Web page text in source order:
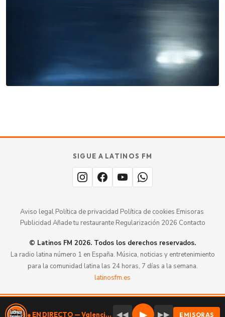
TU SABOR
MERECE
ESTARaquí.
Añade tu restaurante
SIGUE A LATINOS FM
Aviso legal· Política de privacidad Política de cookies Emisoras
Publicidad Añade tu restaurante· Regularización 2026 Contacto
© Latinos FM 2026. Todos los derechos reservados.
La radio latina número 1 en España. Música, noticias y entretenimiento
para la comunidad latina las 24 horas, 7 días a la semana.
latinosfm.es
Valencia 107.9 DAB+
● EN DIRECTO — Valencia 107.9 DAB+ ◀◀ ▶▶ EMISORAS